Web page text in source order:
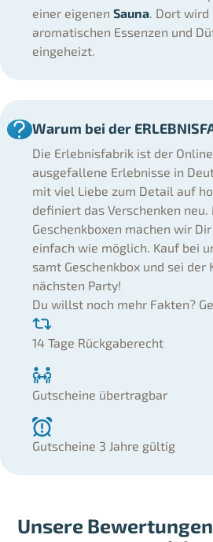
einer eigenen Sauna. Dort wird
aromatischen Essenzen und
eingeheizt.
Warum bei der
Die Erlebnisfabrik ist der
ausgefallene Erlebnisse in
mit viel Liebe zum Detail auf
definiert das Verschenken
Geschenkboxen machen wir
einfach wie möglich. Kauf bei
samt Geschenkbox und sei der
nächsten Party!
Du willst noch mehr Fakten?
14 Tage Rückgaberecht
Gutscheine übertragbar
Gutscheine 3 Jahre gültig
Unsere